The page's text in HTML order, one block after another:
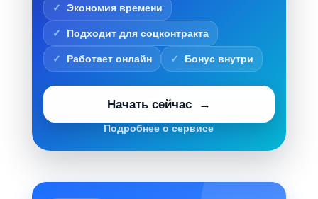
Экономия времени
Подходит для соцконтракта
Работает онлайн Бонус внутри
Начать сейчас
Подробнее о сервисе